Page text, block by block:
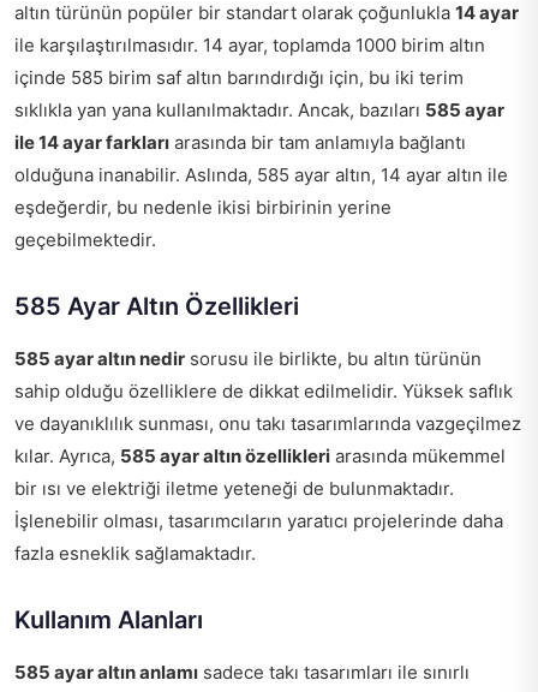
altın türünün popüler bir standart olarak çoğunlukla 14 ayar
ile karşılaştırılmasıdır. 14 ayar, toplamda 1000 birim altın
içinde 585 birim saf altın barındırdığı için, bu iki terim
sıklıkla yan yana kullanılmaktadır. Ancak, bazıları 585 ayar
ile 14 ayar farkları arasında bir tam anlamıyla bağlantı
olduğuna inanabilir. Aslında, 585 ayar altın, 14 ayar altın ile
eşdeğerdir, bu nedenle ikisi birbirinin yerine
geçebilmektedir.
585 Ayar Altın Özellikleri
585 ayar altın nedir sorusu ile birlikte, bu altın türünün
sahip olduğu özelliklere de dikkat edilmelidir. Yüksek saflık
ve dayanıklılık sunması, onu takı tasarımlarında vazgeçilmez
kılar. Ayrıca, 585 ayar altın özellikleri arasında mükemmel
bir ısı ve elektriği iletme yeteneği de bulunmaktadır.
İşlenebilir olması, tasarımcıların yaratıcı projelerinde daha
fazla esneklik sağlamaktadır.
Kullanım Alanları
585 ayar altın anlamı sadece takı tasarımları ile sınırlı